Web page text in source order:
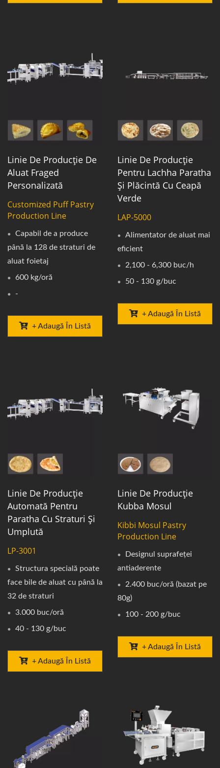
Linie De Producție De
Aluat Fraged
Personalizată
Customized Puff Pastry
Production Line
Capabil de a produce
până la 128 de straturi de
aluat foietaj
600 kg/oră
-
+ Adaugă În Listă
Linie De Producție
Pentru Lachha Paratha
Și Plăcintă Cu Ceapă
Verde
LAP-5000
Alimentator de aluat mai
eficient
2,100 - 6,300 buc/h
50 - 130 g/buc
+ Adaugă În Listă
Linie De Producție
Automată Pentru
Paratha Cu Straturi Și
Umplută
LP-3001
Structura specială poate
face bile de aluat cu până la
32 de straturi
3.000 buc/oră
40 - 130 g/buc
+ Adaugă În Listă
Linie De Producție
Kubba Mosul
Kibbi Mosul Pastry
Production Line
Designul suprafeței
antiaderente
2.400 buc/oră (bazat pe
80g)
100 - 200 g/buc
+ Adaugă În Listă